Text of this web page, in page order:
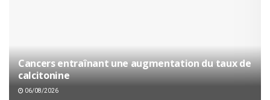
Cancers entraînant une augmentation du taux de
calcitonine
06/08/2026